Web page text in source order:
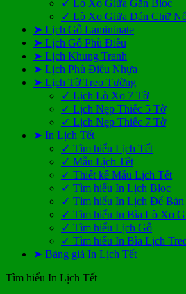
✓ Lò Xo Giữa Gắn Bloc
✓ Lò Xo Giữa Dán Chữ
➤ Lịch Gỗ Lamininate
➤ Lịch Gỗ Phù Điêu
➤ Lịch Khung Tranh
➤ Lịch Phù Điêu Nhựa
➤ Lịch Tờ Treo Tường
✓ Lịch Lò Xo 7 Tờ
✓ Lịch Nẹp Thiếc 5 Tờ
✓ Lịch Nẹp Thiếc 7 Tờ
➤ In Lịch Tết
✓ Tìm hiểu Lịch Tết
✓ Mẫu Lịch Tết
✓ Thiết kế Mẫu Lịch Tết
✓ Tìm hiểu In Lịch Bloc
✓ Tìm hiểu In Lịch Để Bàn
✓ Tìm hiểu In Bìa Lò Xo
✓ Tìm hiểu Lịch Gỗ
✓ Tìm hiểu In Bìa Lịch
➤ Bảng giá In Lịch Tết
Tìm hiểu In Lịch Tết